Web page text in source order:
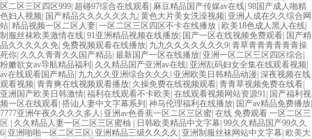
区二区三区四区999| 超碰97综合在线观看| 麻豆精品国产传媒av在线| 98国产成人啪精
色妇人视频| 国产精品久久久久久久九| 黄色大片美女洗澡视频| 亚洲人成在久久综合网
站| 精品视频一区二区人妻| 一区二区三区四区不卡在线播放 | 欧美18色成人黑人在线|
制服丝袜欧美激情在线| 91亚洲精品视频在线播放| 国产一区在线视频免费观看| 国产精
品久久久久久免| 免费视频观看在线播放| 九九久久久久久久久9| 青草青青青青青青操
死你| 久久久青青久久国产精品| 最新国产一区在线播放| 亚洲一区二区三区四区综合|
粉嫩欲女av导航精品福利| 久久精品国产亚洲av在线| 亚洲乱码妇女全集在线观看视频|
av在线观看国产精品| 九九久久亚洲综合久久久 | 亚洲欧美日韩精品动漫| 深夜视频在线
观看视频| 青青爽在线视频观看播放| 久操免费在线视频观看| 青青草视频免费在线看|
亚洲国产欧美日韩激情| 福利在线观看不卡欧美| 在线观看视频网站资源91| 国产福利视
频一区在线观看| 搭讪人妻中文字幕系列| 神马伦理福利在线播放| 国产av精品免费播放|
7777亚洲午夜久久久久多人 | 亚洲av色香蕉一区二区三区蜜| 在线 免费观看 一区二区三
区 | 久久精品人妻一区二区三区蜜柚 | 日韩欧美精品中文字幕| 99久久精品国产99久久
6| 亚洲啪啪一区二区三区| 亚洲精品三级久久久久 | 亚洲制服丝袜网站中文字幕| 欧美大